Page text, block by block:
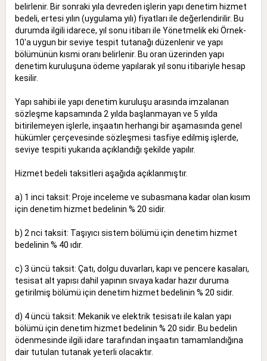
belirlenir. Bir sonraki yıla devreden işlerin yapı denetim hizmet
bedeli, ertesi yılın (uygulama yılı) fiyatları ile değerlendirilir. Bu
durumda ilgili idarece, yıl sonu itibarı ile Yönetmelik eki Örnek-
10'a uygun bir seviye tespit tutanağı düzenlenir ve yapı
bölümünün kısmi oranı belirlenir. Bu oran üzerinden yapı
denetim kuruluşuna ödeme yapılarak yıl sonu itibariyle hesap
kesilir.
Yapı sahibi ile yapı denetim kuruluşu arasında imzalanan
sözleşme kapsamında 2 yılda başlanmayan ve 5 yılda
bitirilemeyen işlerle, inşaatın herhangi bir aşamasında genel
hükümler çerçevesinde sözleşmesi tasfiye edilmiş işlerde,
seviye tespiti yukarıda açıklandığı şekilde yapılır.
Hizmet bedeli taksitleri aşağıda açıklanmıştır.
a) 1 inci taksit: Proje inceleme ve subasmana kadar olan kısım
için denetim hizmet bedelinin % 20 sidir.
b) 2 nci taksit: Taşıyıcı sistem bölümü için denetim hizmet
bedelinin % 40 ıdır.
c) 3 üncü taksit: Çatı, dolgu duvarları, kapı ve pencere kasaları,
tesisat alt yapısı dahil yapının sıvaya kadar hazır duruma
getirilmiş bölümü için denetim hizmet bedelinin % 20 sidir.
d) 4 üncü taksit: Mekanik ve elektrik tesisatı ile kalan yapı
bölümü için denetim hizmet bedelinin % 20 sidir. Bu bedelin
ödenmesinde ilgili idare tarafından inşaatın tamamlandığına
dair tutulan tutanak yeterli olacaktır.